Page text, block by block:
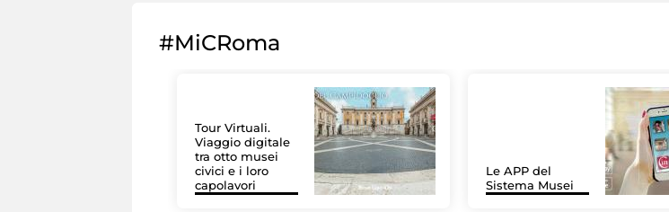
#MiCRoma
Tour Virtuali.
Viaggio digitale
tra otto musei
civici e i loro
capolavori
Le APP del
Sistema Musei